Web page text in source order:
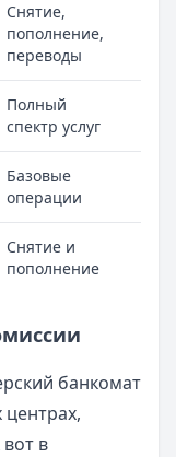
Снятие,
пополнение,
переводы
Полный
спектр услуг
Базовые
операции
Снятие и
пополнение
банкомат
в